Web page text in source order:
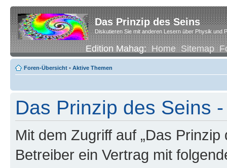
Das Prinzip des Seins
Diskutieren Sie mit anderen Lesern über Physik und
Edition Mahag:Home Sitemap
Foren-Übersicht • Aktive Themen
Das Prinzip des Seins
Mit dem Zugriff auf „Das
Betreiber ein Vertrag mit